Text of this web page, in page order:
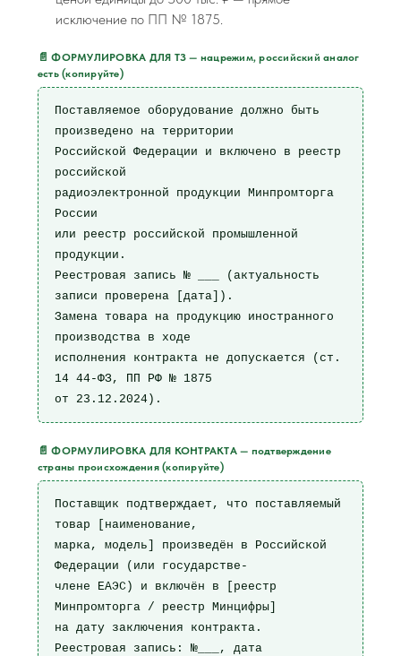
исключение по ПП № 1875.
📄 ФОРМУЛИРОВКА ДЛЯ ТЗ — нацрежим, российский аналог
есть (копируйте)
Поставляемое оборудование должно быть
произведено на территории
Российской Федерации и включено в реестр
российской
радиоэлектронной продукции Минпромторга
России
или реестр российской промышленной
продукции.
Реестровая запись № ___ (актуальность
записи проверена [дата]).
Замена товара на продукцию иностранного
производства в ходе
исполнения контракта не допускается (ст.
14 44-ФЗ, ПП РФ № 1875
от 23.12.2024).
📄 ФОРМУЛИРОВКА ДЛЯ КОНТРАКТА — подтверждение
страны происхождения (копируйте)
Поставщик подтверждает, что поставляемый
товар [наименование,
марка, модель] произведён в Российской
Федерации (или государстве-
члене ЕАЭС) и включён в [реестр
Минпромторга / реестр Минцифры]
на дату заключения контракта.
Реестровая запись: №___, дата